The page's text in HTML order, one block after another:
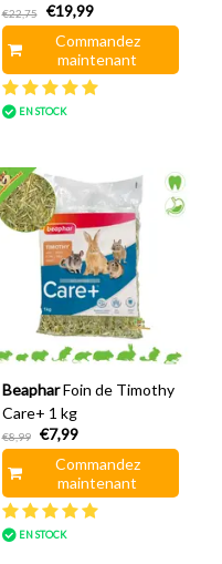
€22,75
€19,99
Commandez
maintenant
EN STOCK
Beaphar Foin de Timothy
Care+ 1 kg
€8,99
€7,99
Commandez
maintenant
EN STOCK